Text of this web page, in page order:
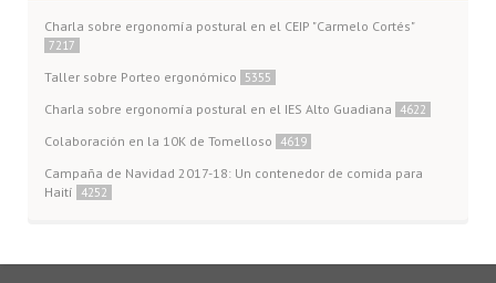
Charla sobre ergonomía postural en el CEIP "Carmelo Cortés"
7217
Taller sobre Porteo ergonómico 5355
Charla sobre ergonomía postural en el IES Alto Guadiana 4622
Colaboración en la 10K de Tomelloso 4619
Campaña de Navidad 2017-18: Un contenedor de comida para
Haití
4252